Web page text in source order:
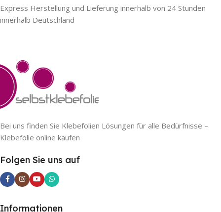
Express Herstellung und Lieferung innerhalb von 24 Stunden
innerhalb Deutschland
Bei uns finden Sie Klebefolien Lösungen für alle Bedürfnisse –
Klebefolie online kaufen
Folgen Sie uns auf
Informationen